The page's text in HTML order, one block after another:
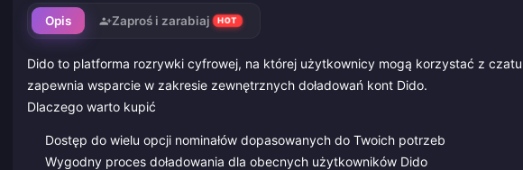
Opis Zaproś i zarabiaj HOT
Dido to platforma rozrywki cyfrowej, na której użytkownicy mogą korzystać z
zapewnia wsparcie w zakresie zewnętrznych doładowań kont Dido.
Dlaczego warto kupić
Dostęp do wielu opcji nominałów dopasowanych do Twoich potrzeb
Wygodny proces doładowania dla obecnych użytkowników Dido